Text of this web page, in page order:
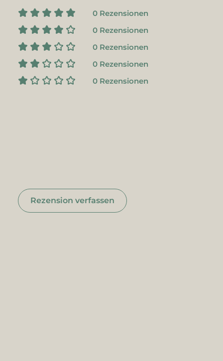
0 Rezensionen
0 Rezensionen
0 Rezensionen
0 Rezensionen
0 Rezensionen
Rezension verfassen